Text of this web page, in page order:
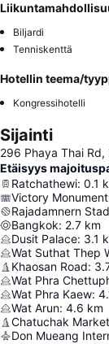
Biljardi
Tenniskenttä
Hotellin teema/
Kongressihotelli
Sijainti
296 Phaya Thai
Etäisyys
Ratchathewi: 0.1
Victory Monument
Rajadamnern
Bangkok: 2.7 km
Dusit Palace: 3.1
Wat Suthat Thep
Khaosan Road:
Wat Phra Kaew:
Wat Arun: 4.6 km
Chatuchak Market
Don Mueang